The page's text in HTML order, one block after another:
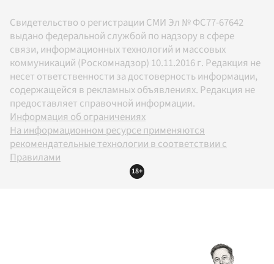
Свидетельство о регистрации СМИ Эл № ФС77-67642
выдано федеральной службой по надзору в сфере
связи, информационных технологий и массовых
коммуникаций (Роскомнадзор) 10.11.2016 г. Редакция не
несет ответственности за достоверность информации,
содержащейся в рекламных объявлениях. Редакция не
предоставляет справочной информации.
Информация об ограничениях
На информационном ресурсе применяются
рекомендательные технологии в соответствии с
Правилами
18+